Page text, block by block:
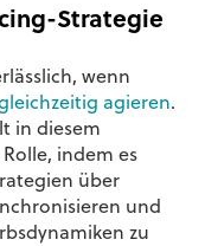
Strategie
wenn
agieren.
in diesem
indem es
über
und
zu